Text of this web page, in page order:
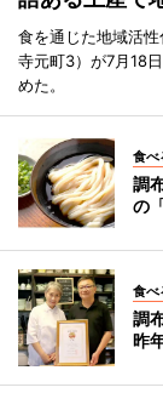
食を通じた地域活
寺元町3）が7月18
めた。
食べ
調
の
食べ
調
昨